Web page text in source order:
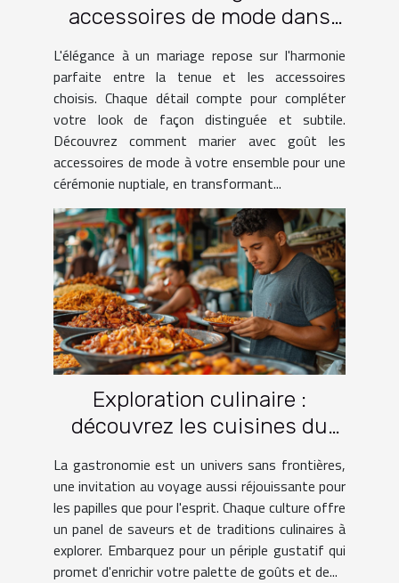
accessoires de mode dans
une tenue de mariage
L'élégance à un mariage repose sur l'harmonie
parfaite entre la tenue et les accessoires
choisis. Chaque détail compte pour compléter
votre look de façon distinguée et subtile.
Découvrez comment marier avec goût les
accessoires de mode à votre ensemble pour une
cérémonie nuptiale, en transformant...
Exploration culinaire :
découvrez les cuisines du
monde à travers le voyage
La gastronomie est un univers sans frontières,
une invitation au voyage aussi réjouissante pour
les papilles que pour l'esprit. Chaque culture offre
un panel de saveurs et de traditions culinaires à
explorer. Embarquez pour un périple gustatif qui
promet d'enrichir votre palette de goûts et de...